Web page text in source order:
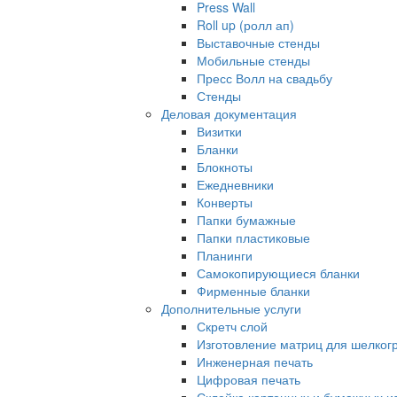
Press Wall
Roll up (ролл ап)
Выставочные стенды
Мобильные стенды
Пресс Волл на свадьбу
Стенды
Деловая документация
Визитки
Бланки
Блокноты
Ежедневники
Конверты
Папки бумажные
Папки пластиковые
Планинги
Самокопирующиеся бланки
Фирменные бланки
Дополнительные услуги
Скретч слой
Изготовление матриц для
Инженерная печать
Цифровая печать